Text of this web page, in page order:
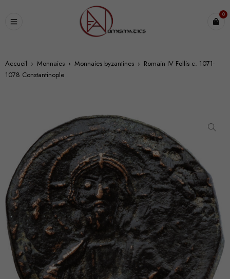
0
Accueil › Monnaies › Monnaies byzantines › Romain IV Follis c. 1071-
1078 Constantinople